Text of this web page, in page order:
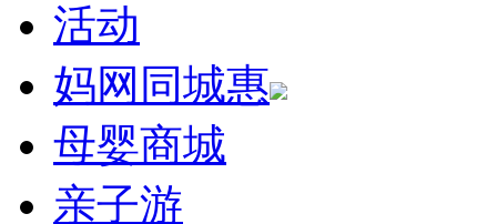
活动
妈网同城惠
母婴商城
亲子游